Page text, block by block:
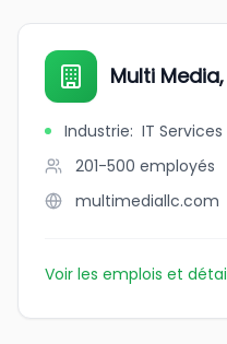
Multi Media,
Industrie: IT
201-500 employés
multimediallc.com
Voir les emplois et